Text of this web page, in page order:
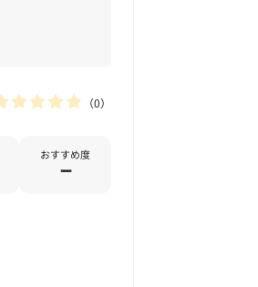
0
おすすめ度
－